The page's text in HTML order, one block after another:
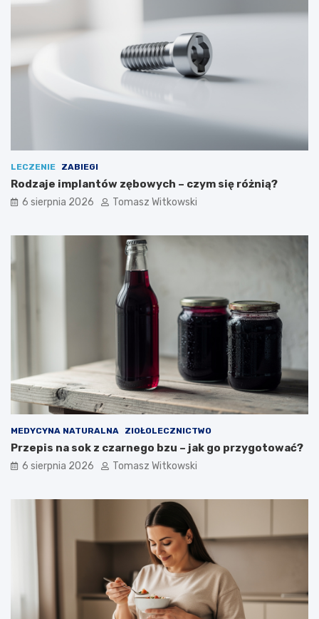
LECZENIE ZABIEGI
Rodzaje implantów zębowych – czym się różnią?
6 sierpnia 2026 Tomasz Witkowski
MEDYCYNA NATURALNA ZIOŁOLECZNICTWO
Przepis na sok z czarnego bzu – jak go przygotować?
6 sierpnia 2026 Tomasz Witkowski